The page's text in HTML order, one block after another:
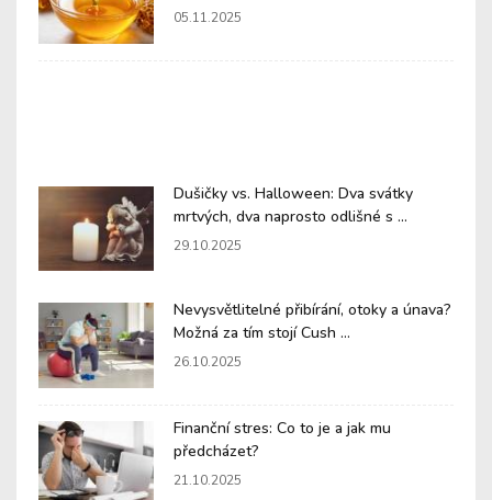
05.11.2025
Dušičky vs. Halloween: Dva svátky
mrtvých, dva naprosto odlišné s ...
29.10.2025
Nevysvětlitelné přibírání, otoky a únava?
Možná za tím stojí Cush ...
26.10.2025
Finanční stres: Co to je a jak mu
předcházet?
21.10.2025